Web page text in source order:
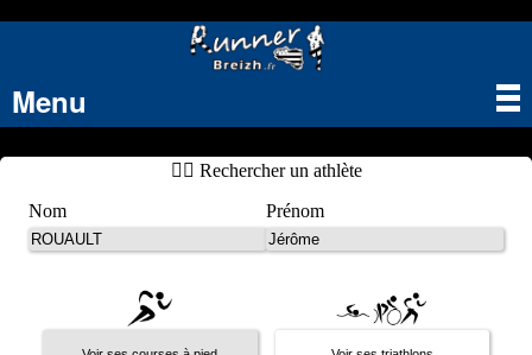
Menu
🏃‍♂️ Rechercher un athlète
Nom
Prénom